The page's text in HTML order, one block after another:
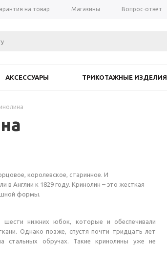
на товар Магазины Вопрос-ответ
АКСЕССУАРЫ ТРИКОТАЖНЫЕ ИЗДЕЛИЯ
королевское, старинное. И
в Англии к 1829 году. Кринолин – это жесткая
формы.
шести нижних юбок, которые и обеспечивали
Однако позже, спустя почти тридцать лет
стальных обручах. Такие кринолины уже не